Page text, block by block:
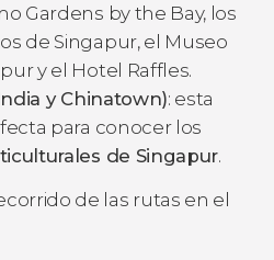
Gardens by the Bay, los
de Singapur, el Museo
y el Hotel Raffles.
y Chinatown): esta
para conocer los
de Singapur.
de las rutas en el